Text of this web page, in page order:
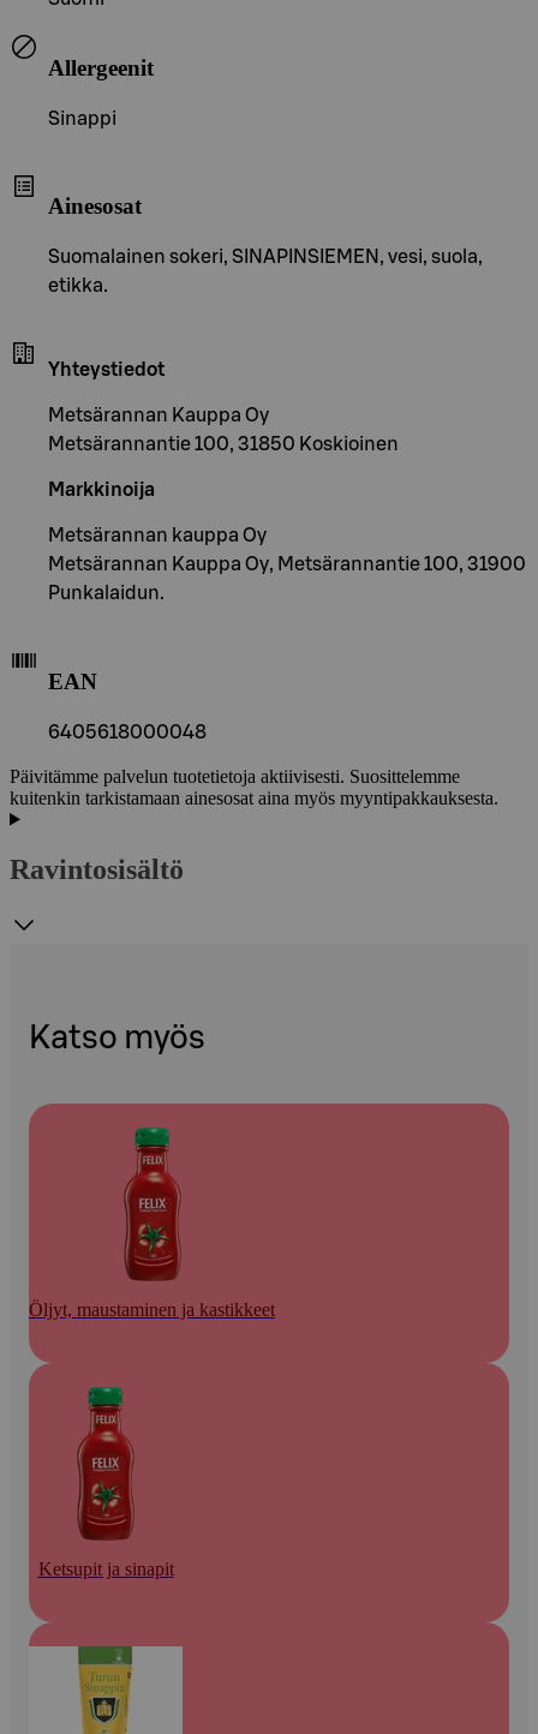
Allergeenit
Sinappi
Ainesosat
Suomalainen sokeri, SINAPINSIEMEN, vesi, suola,
etikka.
Yhteystiedot
Metsärannan Kauppa Oy
Metsärannantie 100, 31850 Koskioinen
Markkinoija
Metsärannan kauppa Oy
Metsärannan Kauppa Oy, Metsärannantie 100, 31900
Punkalaidun.
EAN
6405618000048
Päivitämme palvelun tuotetietoja aktiivisesti. Suosittelemme
kuitenkin tarkistamaan ainesosat aina myös myyntipakkauksesta.
Ravintosisältö
Katso myös
Öljyt, maustaminen ja kastikkeet
Ketsupit ja sinapit